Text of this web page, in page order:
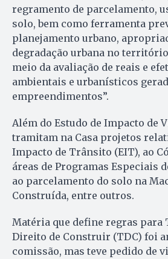
regramento de parcelamento,
solo, bem como ferramenta
planejamento urbano,
degradação urbana no
meio da avaliação de reais e
ambientais e urbanísticos
empreendimentos”.
Além do Estudo de Impacto de
tramitam na Casa projetos
Impacto de Trânsito (EIT), ao
áreas de Programas Especiais
ao parcelamento do solo na
Construída, entre outros.
Matéria que define regras para
Direito de Construir (TDC) foi
comissão, mas teve pedido de